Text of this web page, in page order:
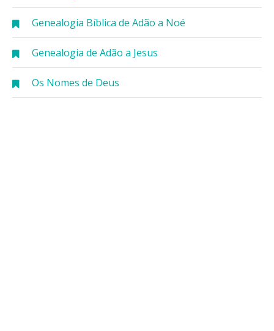
Genealogia Bíblica de Adão a Noé
Genealogia de Adão a Jesus
Os Nomes de Deus